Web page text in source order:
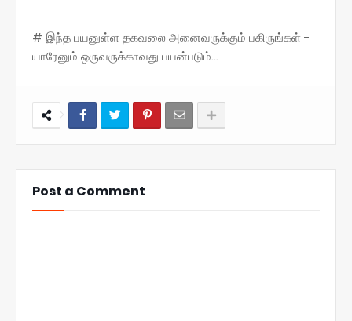
# இந்த பயனுள்ள தகவலை அனைவருக்கும் பகிருங்கள் -
யாரேனும் ஒருவருக்காவது பயன்படும்...
Post a Comment